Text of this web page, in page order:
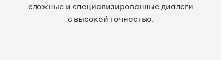
сложные и специализированные диалоги
с высокой точностью.